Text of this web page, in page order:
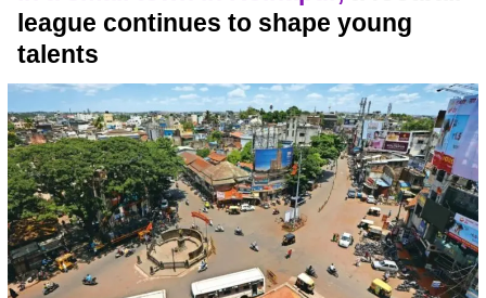
In a small town in Kolhapur, a football league continues to shape young